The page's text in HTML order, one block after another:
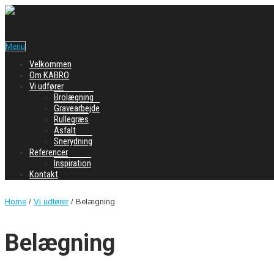
Menu
Velkommen
Om KABRO
Vi udfører
Brolægning
Gravearbejde
Rullegræs
Asfalt
Snerydning
Referencer
Inspiration
Kontakt
Home / Vi udfører / Belægning
Belægning